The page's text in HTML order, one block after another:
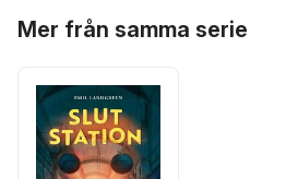
Mer från samma serie